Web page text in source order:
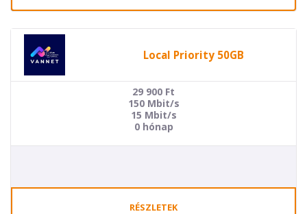
Local Priority 50GB
29 900 Ft
150 Mbit/s
15 Mbit/s
0 hónap
RÉSZLETEK